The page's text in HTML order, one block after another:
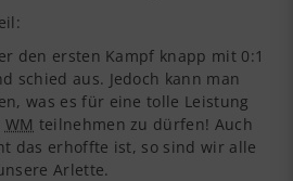
den ersten Kampf knapp mit 0:1
schied aus. Jedoch kann man
was es für eine tolle Leistung
WM teilnehmen zu dürfen! Auch
das erhoffte ist, so sind wir alle
Arlette.